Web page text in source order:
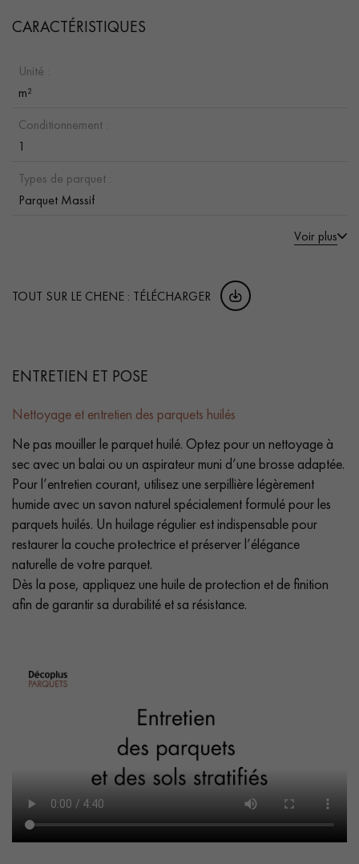
CARACTÉRISTIQUES
Unité :
m²
Conditionnement :
1
Types de parquet :
Parquet Massif
Voir plus
TOUT SUR LE CHENE : TÉLÉCHARGER
ENTRETIEN ET POSE
Nettoyage et entretien des parquets huilés
Ne pas mouiller le parquet huilé. Optez pour un nettoyage à
sec avec un balai ou un aspirateur muni d’une brosse adaptée.
Pour l’entretien courant, utilisez une serpillière légèrement
humide avec un savon naturel spécialement formulé pour les
parquets huilés. Un huilage régulier est indispensable pour
restaurer la couche protectrice et préserver l’élégance
naturelle de votre parquet.
Dès la pose, appliquez une huile de protection et de finition
afin de garantir sa durabilité et sa résistance.